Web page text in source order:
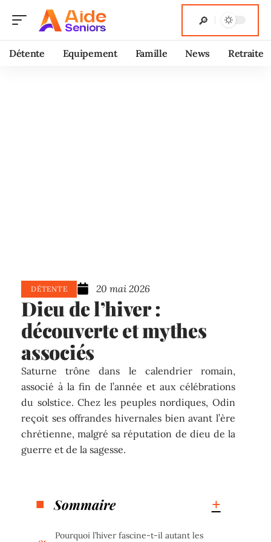
Détente Equipement Famille News Retraite
DÉTENTE 20 mai 2026
Dieu de l’hiver :
découverte et mythes
associés
Saturne trône dans le calendrier romain,
associé à la fin de l’année et aux célébrations
du solstice. Chez les peuples nordiques, Odin
reçoit ses offrandes hivernales bien avant l’ère
chrétienne, malgré sa réputation de dieu de la
guerre et de la sagesse.
Sommaire
Pourquoi l’hiver fascine-t-il autant les